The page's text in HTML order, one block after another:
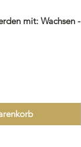
mit: Wachsen -